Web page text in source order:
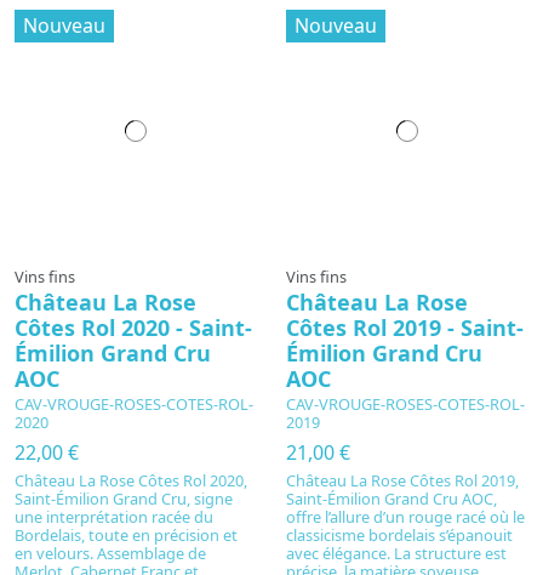
Nouveau
Vins fins
Château La Rose
Côtes Rol 2020 - Saint-
Émilion Grand Cru
AOC
CAV-VROUGE-ROSES-COTES-ROL-
2020
22,00 €
Château La Rose Côtes Rol 2020,
Saint-Émilion Grand Cru, signe
une interprétation racée du
Bordelais, toute en précision et
en velours. Assemblage de
Nouveau
Vins fins
Château La Rose
Côtes Rol 2019 - Saint-
Émilion Grand Cru
AOC
CAV-VROUGE-ROSES-COTES-ROL-
2019
21,00 €
Château La Rose Côtes Rol 2019,
Saint-Émilion Grand Cru AOC,
offre l’allure d’un rouge racé où le
classicisme bordelais s’épanouit
avec élégance. La structure est